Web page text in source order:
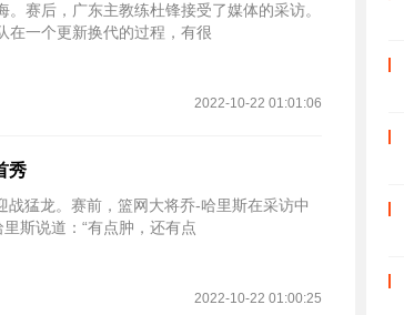
赛后，广东主教练杜锋接受了媒体的采访。
在一个更新换代的过程，有很
2022-10-22 01:01:06
秀
猛龙。赛前，篮网大将乔-哈里斯在采访中
斯说道：“有点肿，还有点
2022-10-22 01:00:25